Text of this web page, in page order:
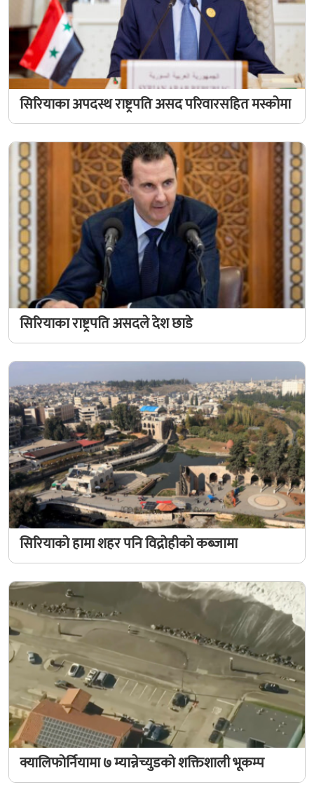
सिरियाका अपदस्थ राष्ट्रपति असद परिवारसहित मस्कोमा
सिरियाका राष्ट्रपति असदले देश छाडे
सिरियाको हामा शहर पनि विद्रोहीको कब्जामा
क्यालिफोर्नियामा ७ म्यान्नेच्युडको शक्तिशाली भूकम्प